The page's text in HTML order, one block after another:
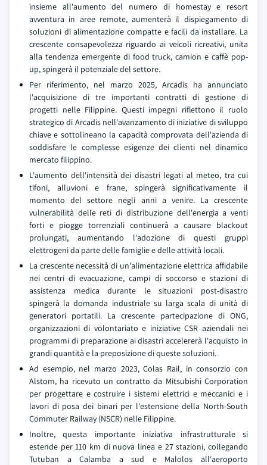
insieme all'aumento del numero di homestay e resort
avventura in aree remote, aumenterà il dispiegamento di
soluzioni di alimentazione compatte e facili da installare. La
crescente consapevolezza riguardo ai veicoli ricreativi, unita
alla tendenza emergente di food truck, camion e caffè pop-
up, spingerà il potenziale del settore.
Per riferimento, nel marzo 2025, Arcadis ha annunciato
l'acquisizione di tre importanti contratti di gestione di
progetti nelle Filippine. Questi impegni riflettono il ruolo
strategico di Arcadis nell'avanzamento di iniziative di sviluppo
chiave e sottolineano la capacità comprovata dell'azienda di
soddisfare le complesse esigenze dei clienti nel dinamico
mercato filippino.
L'aumento dell'intensità dei disastri legati al meteo, tra cui
tifoni, alluvioni e frane, spingerà significativamente il
momento del settore negli anni a venire. La crescente
vulnerabilità delle reti di distribuzione dell'energia a venti
forti e piogge torrenziali continuerà a causare blackout
prolungati, aumentando l'adozione di questi gruppi
elettrogeni da parte delle famiglie e delle attività locali.
La crescente necessità di un'alimentazione elettrica affidabile
nei centri di evacuazione, campi di soccorso e stazioni di
assistenza medica durante le situazioni post-disastro
spingerà la domanda industriale su larga scala di unità di
generatori portatili. La crescente partecipazione di ONG,
organizzazioni di volontariato e iniziative CSR aziendali nei
programmi di preparazione ai disastri accelererà l'acquisto in
grandi quantità e la preposizione di queste soluzioni.
Ad esempio, nel marzo 2023, Colas Rail, in consorzio con
Alstom, ha ricevuto un contratto da Mitsubishi Corporation
per progettare e costruire i sistemi elettrici e meccanici e i
lavori di posa dei binari per l'estensione della North-South
Commuter Railway (NSCR) nelle Filippine.
Inoltre, questa importante iniziativa infrastrutturale si
estende per 110 km di nuova linea e 27 stazioni, collegando
Tutuban a Calamba a sud e Malolos all'aeroporto